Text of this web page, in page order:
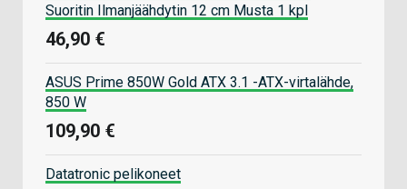
Suoritin Ilmanjäähdytin 12 cm Musta 1 kpl
46,90 €
ASUS Prime 850W Gold ATX 3.1 -ATX-virtalähde,
850 W
109,90 €
Datatronic pelikoneet